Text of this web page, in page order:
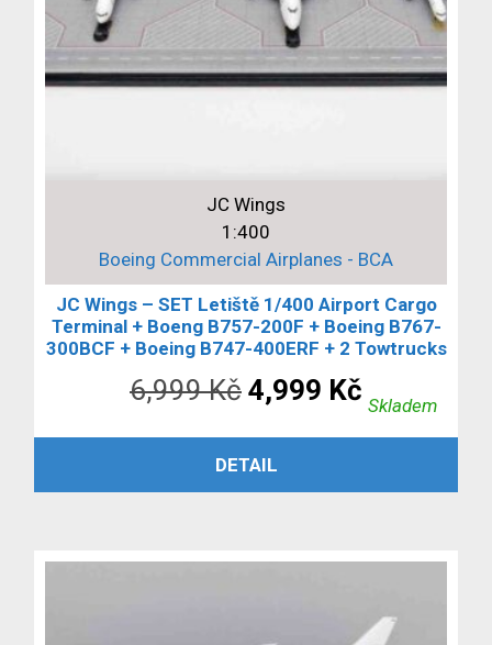
JC Wings
1:400
Boeing Commercial Airplanes - BCA
JC Wings – SET Letiště 1/400 Airport Cargo
Terminal + Boeng B757-200F + Boeing B767-
300BCF + Boeing B747-400ERF + 2 Towtrucks
6,999Kč Původní
cena
byla:
4,999 Kč
cena
Skladem
PŘIDAT DO KOŠÍKU
DETAIL